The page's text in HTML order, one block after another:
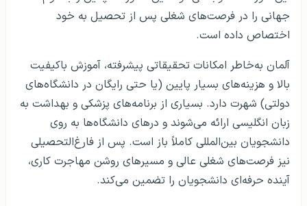
جهانی را در فرصت‌های شغلی پس از تحصیل به خود
اختصاص داده است.
آلمان به‌خاطر امکانات تحقیقاتی پیشرفته، آموزش باکیفیت
بالا و هزینه‌های بسیار پایین (یا حتی رایگان در دانشگاه‌های
دولتی) شهرت دارد. بسیاری از برنامه‌های پزشکی و بهداشت به
زبان انگلیسی ارائه می‌شوند و درهای دانشگاه‌ها به روی
دانشجویان بین‌المللی کاملاً باز است. پس از فارغ‌التحصیلی
نیز فرصت‌های شغلی عالی و مسیرهای روشن مهاجرت کاری،
آینده حرفه‌ای دانشجویان را تضمین می‌کند.